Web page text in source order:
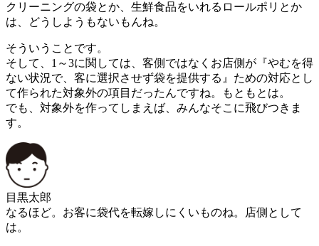
クリーニングの袋とか、生鮮食品をいれるロールポリとか
は、どうしようもないもんね。
そういうことです。
そして、1～3に関しては、客側ではなくお店側が『やむを得
ない状況で、客に選択させず袋を提供する』ための対応とし
て作られた対象外の項目だったんですね。もともとは。
でも、対象外を作ってしまえば、みんなそこに飛びつきま
す。
目黒太郎
なるほど。お客に袋代を転嫁しにくいものね。店側として
は。